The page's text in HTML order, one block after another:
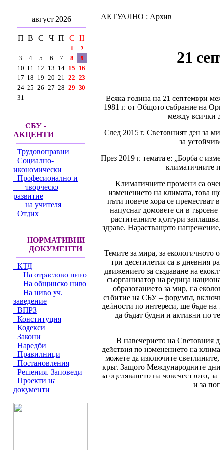
август 2026
П В С Ч П С Н
1
2
3
4 5 6 7 8
9
10 11 12 13 14 15 16
17 18 19 20 21 22 23
24 25 26 27 28 29 30
31
СБУ -
АКЦЕНТИ
Трудовоправни
Социално-
икономически
Професионално и
творческо
развитие
на учителя
Отдих
НОРМАТИВНИ
ДОКУМЕНТИ
КТД
На отраслово ниво
На общинско ниво
На ниво уч.
заведение
ВПРЗ
Конституция
Кодекси
Закони
Наредби
Правилници
Постановления
Решения, Заповеди
Проекти на
документи
АКТУАЛНО : Архив
21
Всяка година на 21 септември
1981 г. от Общото събрание на
между всички
След 2015 г. Световният ден за
за
През 2019 г. темата е: „Борба с
климатичните
Климатичните промени са
изменението на климата, това
пъти повече хора се
напуснат домовете си в
растителните култури
здраве. Нарастващото
Темите за мира, за екологичното
три десетилетия са в дневния
движението за създаване на
съорганизатор на редица
образованието за мир, на
събитие на СБУ – форумът,
дейности по интереси, ще бъде на
да бъдат будни и активни по
В навечерието на Световния
действия по изменението на
можете да изключите
кръг. Защото Международните
за оцеляването на човечеството,
и за